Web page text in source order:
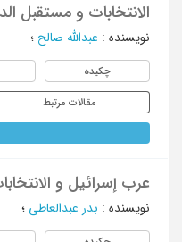
الانتخابات و مستقبل
نویسنده : عبدالله صالح ؛
چکیده
مقالات مرتبط
عرب إسرائیل و
نویسنده : بدر عبدالعاطی ؛